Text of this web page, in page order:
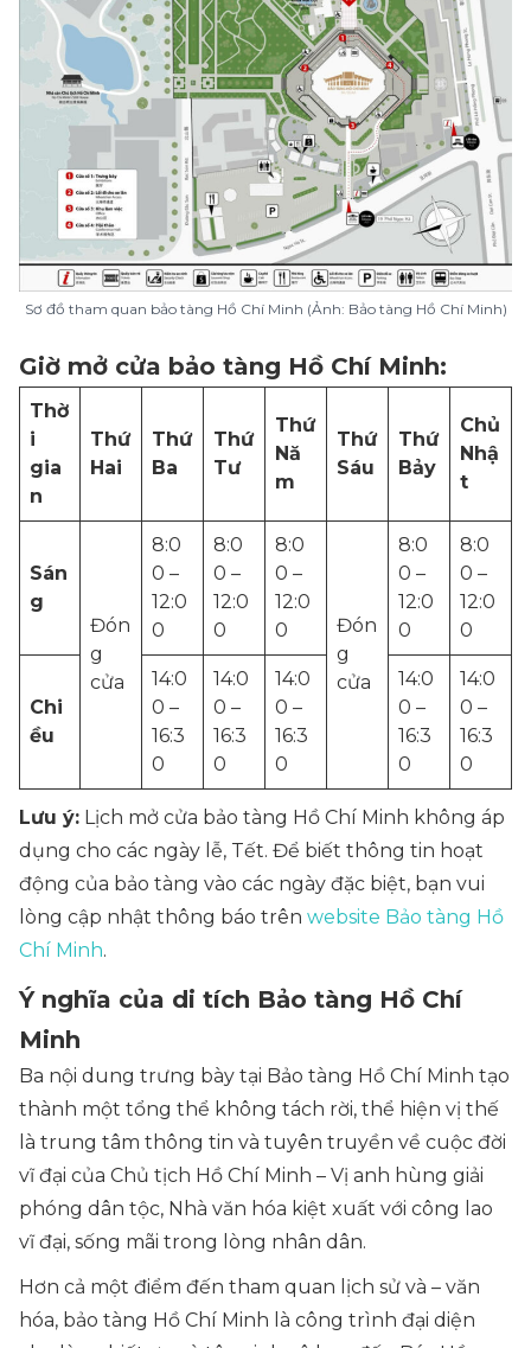
Sơ đồ tham quan bảo tàng Hồ Chí Minh (Ảnh: Bảo tàng Hồ Chí Minh)
Giờ mở cửa bảo tàng Hồ Chí Minh:
Thờ
i
gia
n
Thứ
Hai
Thứ
Ba
Thứ
Tư
Thứ
Nă
m
Thứ
Sáu
Thứ
Bảy
Chủ
Nhậ
t
Sán
g
Đón
g
cửa
8:0
0 –
12:0
0
8:0
0 –
12:0
0
8:0
0 –
12:0
0
Đón
g
cửa
8:0
0 –
12:0
0
8:0
0 –
12:0
0
Chi
ều
14:0
0 –
16:3
0
14:0
0 –
16:3
0
14:0
0 –
16:3
0
14:0
0 –
16:3
0
14:0
0 –
16:3
0
Lưu ý: Lịch mở cửa bảo tàng Hồ Chí Minh không áp
dụng cho các ngày lễ, Tết. Để biết thông tin hoạt
động của bảo tàng vào các ngày đặc biệt, bạn vui
lòng cập nhật thông báo trên website Bảo tàng Hồ
Chí Minh.
Ý nghĩa của di tích Bảo tàng Hồ Chí
Minh
Ba nội dung trưng bày tại Bảo tàng Hồ Chí Minh tạo
thành một tổng thể không tách rời, thể hiện vị thế
là trung tâm thông tin và tuyên truyền về cuộc đời
vĩ đại của Chủ tịch Hồ Chí Minh – Vị anh hùng giải
phóng dân tộc, Nhà văn hóa kiệt xuất với công lao
vĩ đại, sống mãi trong lòng nhân dân.
Hơn cả một điểm đến tham quan lịch sử và – văn
hóa, bảo tàng Hồ Chí Minh là công trình đại diện